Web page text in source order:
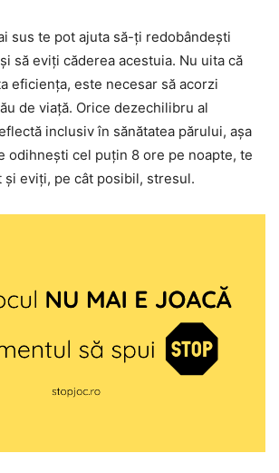
sus te pot ajuta să-ți redobândești
să eviți căderea acestuia. Nu uita că
eficiența, este necesar să acorzi
de viață. Orice dezechilibru al
inclusiv în sănătatea părului, așa
odihnești cel puțin 8 ore pe noapte, te
eviți, pe cât posibil, stresul.